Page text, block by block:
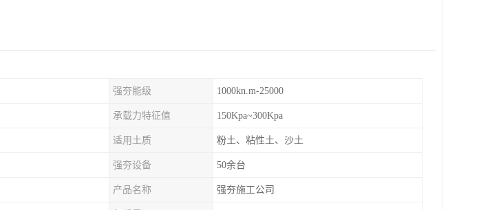
强夯能级 1000kn.m-25000
承载力特征值 150Kpa~300Kpa
适用土质 粉土、粘性土、沙土
强夯设备 50余台
产品名称 强夯施工公司